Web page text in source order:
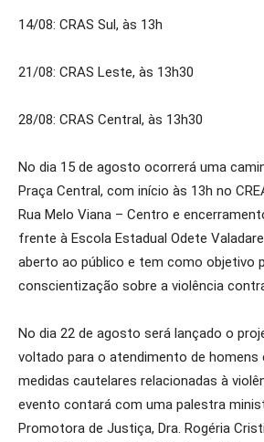
14/08: CRAS Sul, às 13h
21/08: CRAS Leste, às 13h30
28/08: CRAS Central, às 13h30
No dia 15 de agosto ocorrerá uma
Praça Central, com início às 13h no
Rua Melo Viana – Centro e
frente à Escola Estadual Odete
aberto ao público e tem como objetivo
conscientização sobre a violência
No dia 22 de agosto será lançado o
voltado para o atendimento de homens
medidas cautelares relacionadas à
evento contará com uma palestra
Promotora de Justiça, Dra. Rogéria